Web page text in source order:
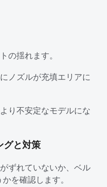
の揺れます。
ノズルが充填エリアに
り不安定なモデルにな
グと対策
ずれていないか、ベル
を確認します。